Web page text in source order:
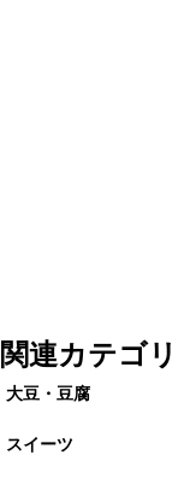
関連カテゴリ
大豆・豆腐
スイーツ